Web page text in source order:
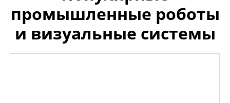
промышленные роботы
и визуальные системы